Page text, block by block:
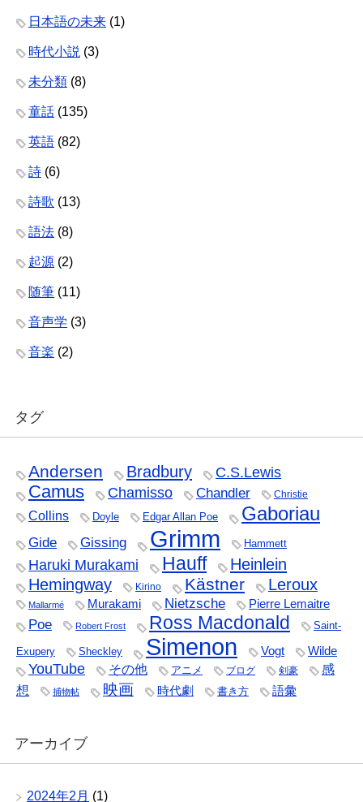
日本語の未来 (1)
時代小説 (3)
未分類 (8)
童話 (135)
英語 (82)
詩 (6)
詩歌 (13)
語法 (8)
起源 (2)
随筆 (11)
音声学 (3)
音楽 (2)
タグ
Andersen Bradbury C.S.Lewis
Camus Chamisso Chandler Christie
Collins Doyle Edgar Allan Poe Gaboriau
Gide Gissing Grimm Hammett
Haruki Murakami Hauff
Heinlein
Hemingway
Kirino Kästner Leroux
Mallarmé Murakami Nietzsche Pierre Lemaitre
Poe Robert Frost Ross Macdonald Saint-
Exupery Sheckley Simenon Vogt Wilde
YouTube その他 アニメ ブログ 剣豪
感
想
捕物帖 映画 時代劇 書き方 語彙
アーカイブ
2024年2月 (1)